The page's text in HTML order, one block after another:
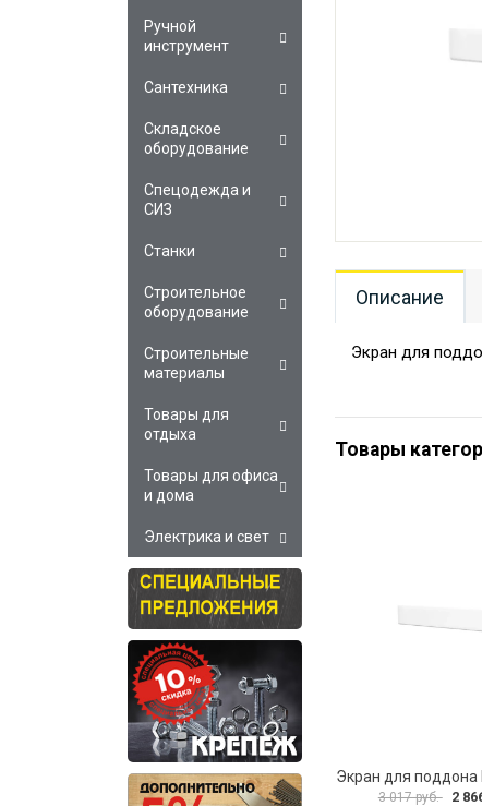
Описание
Экран для
Товары
3 017 руб. 2
Ручной
инструмент
Сантехника
Складское
оборудование
Спецодежда и
СИЗ
Станки
Строительное
оборудование
Строительные
материалы
Товары для
отдыха
Товары для офиса
и дома
Электрика и свет